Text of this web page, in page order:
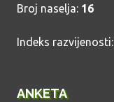
Broj naselja: 16
Indeks razvijenosti:
ANKETA